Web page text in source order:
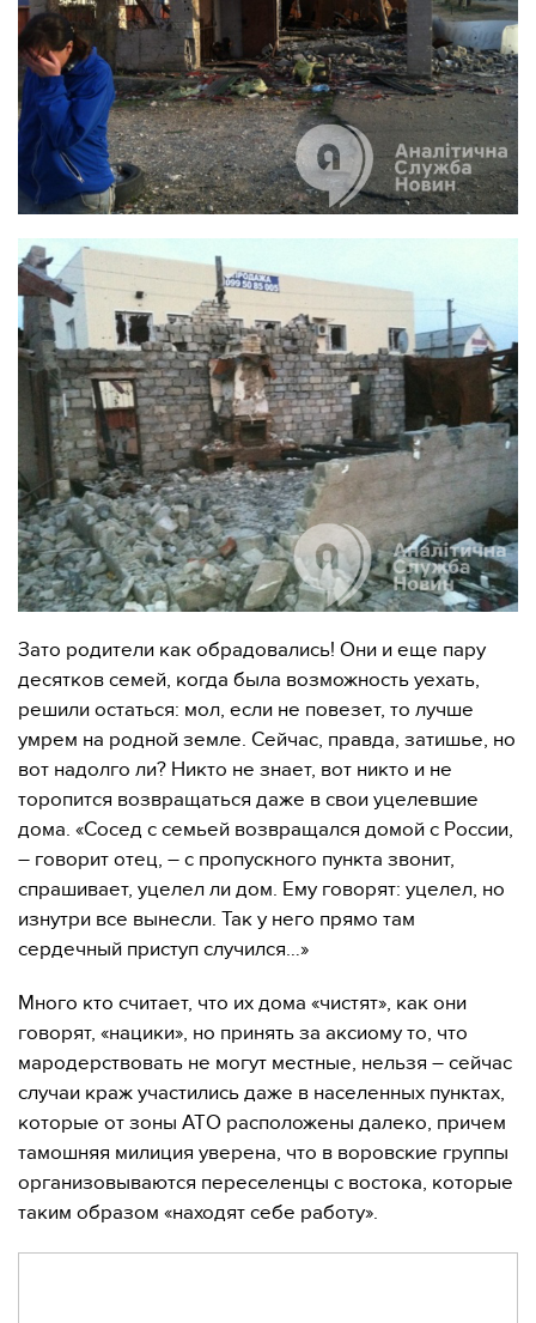
Зато родители как обрадовались! Они и еще пару
десятков семей, когда была возможность уехать,
решили остаться: мол, если не повезет, то лучше
умрем на родной земле. Сейчас, правда, затишье, но
вот надолго ли? Никто не знает, вот никто и не
торопится возвращаться даже в свои уцелевшие
дома. «Сосед с семьей возвращался домой с России,
– говорит отец, – с пропускного пункта звонит,
спрашивает, уцелел ли дом. Ему говорят: уцелел, но
изнутри все вынесли. Так у него прямо там
сердечный приступ случился…»
Много кто считает, что их дома «чистят», как они
говорят, «нацики», но принять за аксиому то, что
мародерствовать не могут местные, нельзя – сейчас
случаи краж участились даже в населенных пунктах,
которые от зоны АТО расположены далеко, причем
тамошняя милиция уверена, что в воровские группы
организовываются переселенцы с востока, которые
таким образом «находят себе работу».